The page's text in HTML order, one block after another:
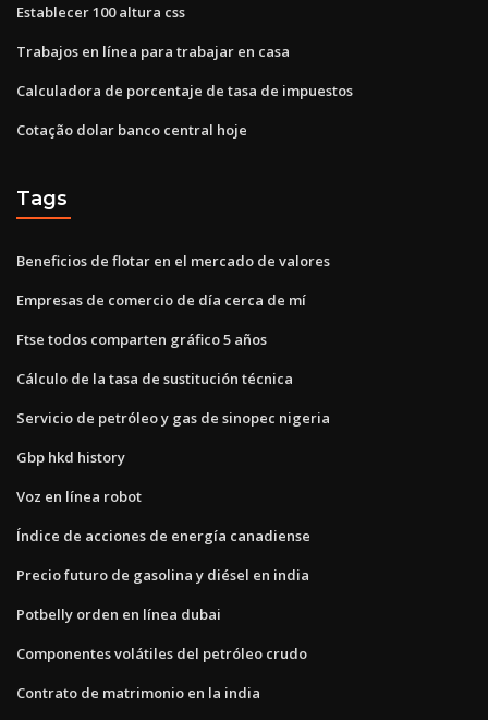
Establecer 100 altura css
Trabajos en línea para trabajar en casa
Calculadora de porcentaje de tasa de impuestos
Cotação dolar banco central hoje
Tags
Beneficios de flotar en el mercado de valores
Empresas de comercio de día cerca de mí
Ftse todos comparten gráfico 5 años
Cálculo de la tasa de sustitución técnica
Servicio de petróleo y gas de sinopec nigeria
Gbp hkd history
Voz en línea robot
Índice de acciones de energía canadiense
Precio futuro de gasolina y diésel en india
Potbelly orden en línea dubai
Componentes volátiles del petróleo crudo
Contrato de matrimonio en la india